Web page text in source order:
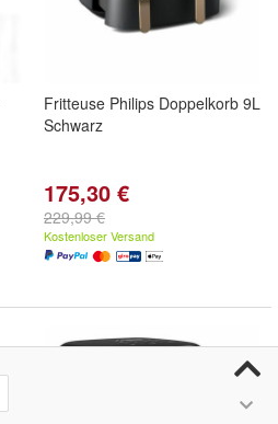
Fritteuse Philips Doppelkorb 9L
Schwarz
175,30 €
229,99 €
Kostenloser Versand